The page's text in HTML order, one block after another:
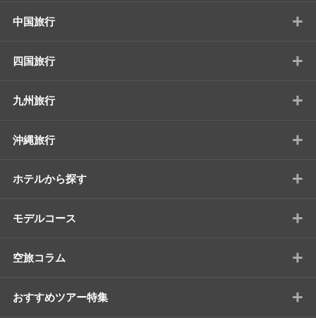
中国旅行 +
四国旅行 +
九州旅行 +
沖縄旅行 +
ホテルから探す +
モデルコース +
空旅コラム +
おすすめツアー特集 +